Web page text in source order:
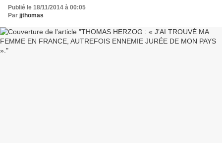
Publié le 18/11/2014 à 00:05
Par jjthomas